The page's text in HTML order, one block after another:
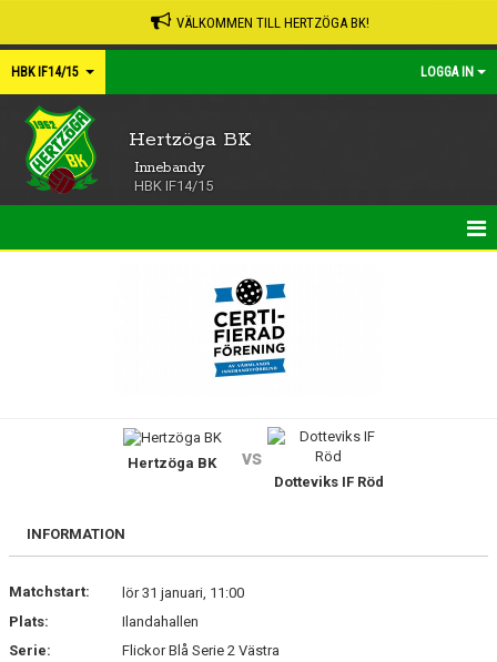
VÄLKOMMEN TILL HERTZÖGA BK!
HBK IF14/15 LOGGA IN
Hertzöga BK
Innebandy
HBK IF14/15
DOKUMENT
Hertzöga BK vs
Dotteviks IF Röd
INFORMATION
Matchstart:
lör 31 januari, 11:00
Plats:
Ilandahallen
Serie:
Flickor Blå Serie 2 Västra